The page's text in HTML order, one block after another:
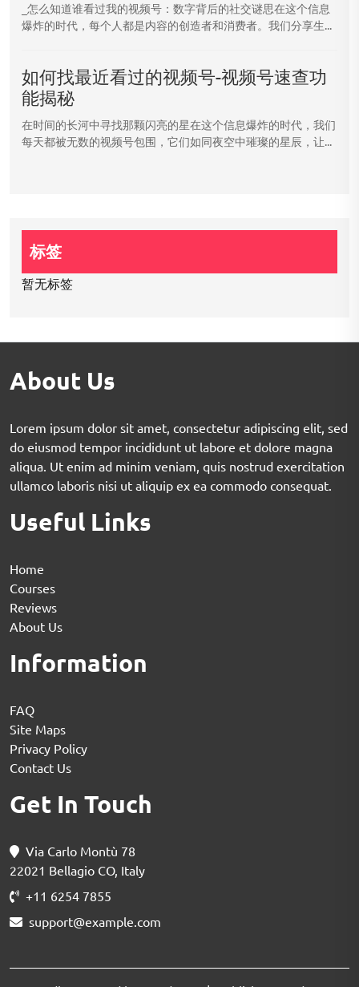
_怎么知道谁看过我的视频号：数字背后的社交谜思在这个信息
爆炸的时代，每个人都是内容的创造者和消费者。我们分享生...
如何找最近看过的视频号-视频号速查功
能揭秘
在时间的长河中寻找那颗闪亮的星在这个信息爆炸的时代，我们
每天都被无数的视频号包围，它们如同夜空中璀璨的星辰，让...
标签
暂无标签
About Us
Lorem ipsum dolor sit amet, consectetur adipiscing elit, sed
do eiusmod tempor incididunt ut labore et dolore magna
aliqua. Ut enim ad minim veniam, quis nostrud exercitation
ullamco laboris nisi ut aliquip ex ea commodo consequat.
Useful Links
Home
Courses
Reviews
About Us
Information
FAQ
Site Maps
Privacy Policy
Contact Us
Get In Touch
Via Carlo Montù 78
22021 Bellagio CO, Italy
+11 6254 7855
support@example.com